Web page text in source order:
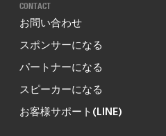
CONTACT
お問い合わせ
スポンサーになる
パートナーになる
スピーカーになる
お客様サポート(LINE)